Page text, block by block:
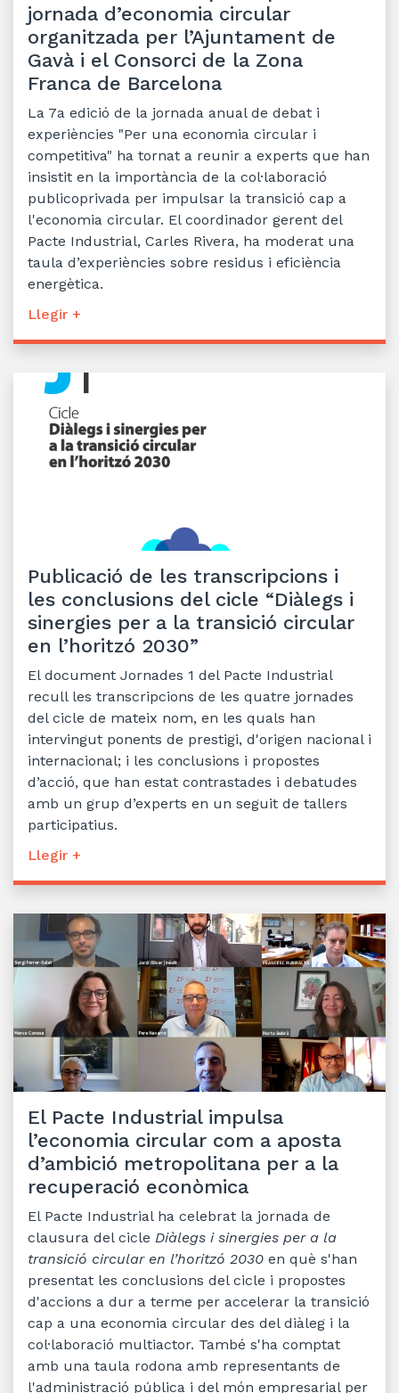
jornada d’economia circular
organitzada per l’Ajuntament de
Gavà i el Consorci de la Zona
Franca de Barcelona
La 7a edició de la jornada anual de debat i
experiències "Per una economia circular i
competitiva" ha tornat a reunir a experts que han
insistit en la importància de la col·laboració
publicoprivada per impulsar la transició cap a
l'economia circular. El coordinador gerent del
Pacte Industrial, Carles Rivera, ha moderat una
taula d’experiències sobre residus i eficiència
energètica.
Llegir +
Publicació de les transcripcions i
les conclusions del cicle “Diàlegs i
sinergies per a la transició circular
en l’horitzó 2030”
El document Jornades 1 del Pacte Industrial
recull les transcripcions de les quatre jornades
del cicle de mateix nom, en les quals han
intervingut ponents de prestigi, d'origen nacional i
internacional; i les conclusions i propostes
d’acció, que han estat contrastades i debatudes
amb un grup d’experts en un seguit de tallers
participatius.
Llegir +
El Pacte Industrial impulsa
l’economia circular com a aposta
d’ambició metropolitana per a la
recuperació econòmica
El Pacte Industrial ha celebrat la jornada de
clausura del cicle Diàlegs i sinergies per a la
transició circular en l’horitzó 2030 en què s'han
presentat les conclusions del cicle i propostes
d'accions a dur a terme per accelerar la transició
cap a una economia circular des del diàleg i la
col·laboració multiactor. També s'ha comptat
amb una taula rodona amb representants de
l'administració pública i del món empresarial per